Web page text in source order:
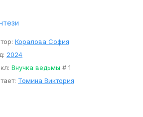
Коралова София
2024
Внучка ведьмы # 1
Томина Виктория